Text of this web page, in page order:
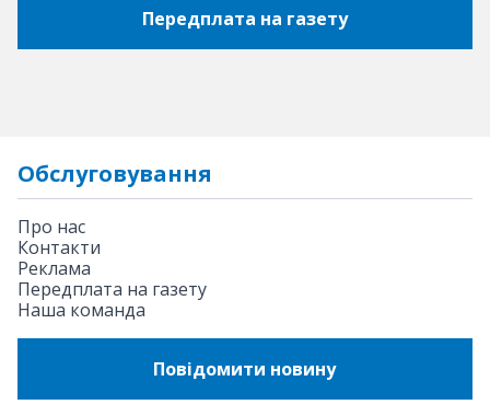
Передплата на газету
Обслуговування
Про нас
Контакти
Реклама
Передплата на газету
Наша команда
Повідомити новину